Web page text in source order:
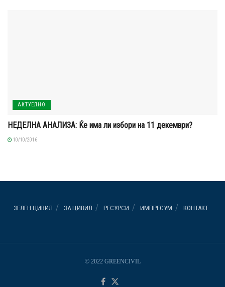
АКТУЕЛНО
НЕДЕЛНА АНАЛИЗА: Ќе има ли избори на 11 декември?
10/10/2016
ЗЕЛЕН ЦИВИЛ ЗА ЦИВИЛ РЕСУРСИ ИМПРЕСУМ КОНТАКТ
© 2022 GREENCIVIL